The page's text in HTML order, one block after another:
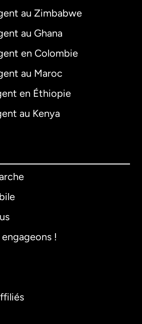
au Zimbabwe
au Ghana
en Colombie
au Maroc
en Éthiopie
au Kenya
!